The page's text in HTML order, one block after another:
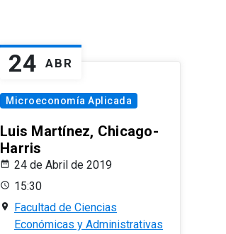
24 ABR
Microeconomía Aplicada
Luis Martínez, Chicago-
Harris
24 de Abril de 2019
15:30
Facultad de Ciencias
Económicas y Administrativas